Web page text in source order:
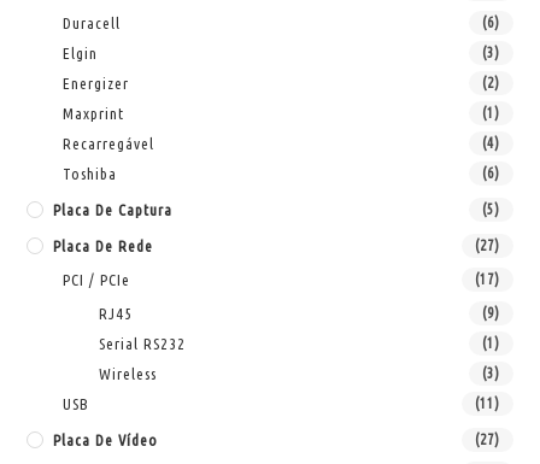
Duracell (6)
Elgin (3)
Energizer (2)
Maxprint (1)
Recarregável (4)
Toshiba (6)
Placa De Captura (5)
Placa De Rede (27)
PCI / PCIe (17)
RJ45 (9)
Serial RS232 (1)
Wireless (3)
USB (11)
Placa De Vídeo (27)